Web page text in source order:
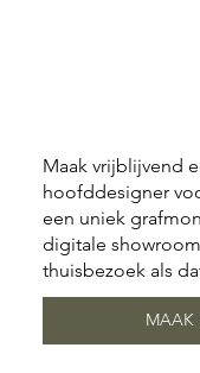
Maak vrijblijvend
hoofddesigner
een uniek
digitale
thuisbezoek als
MAAK